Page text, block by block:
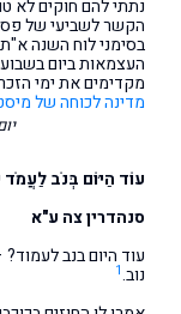
נתתי להם חוקים לא
הקשר לשביעי של
בסימני לוח השנה
העצמאות ביום
מקדימים את ימי
מדינה לכוחה של
עוֹד הַיּוֹם בְּנֹב לַעֲמֹד
סנהדרין צה ע"א
עוד היום בנב
נוב.1